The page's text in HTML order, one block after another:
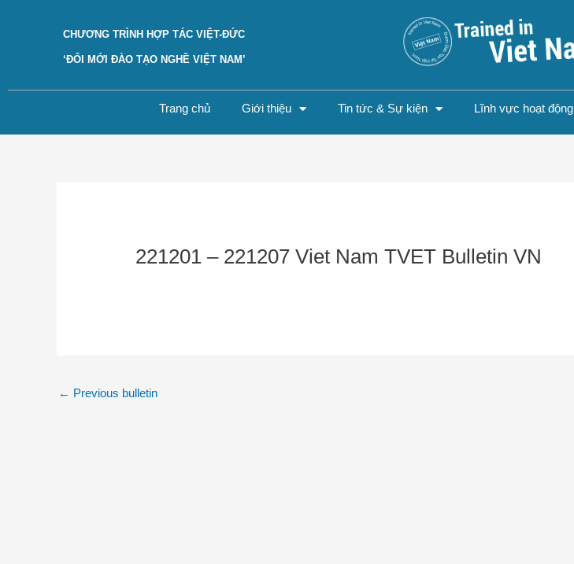
CHƯƠNG TRÌNH HỢP TÁC VIỆT-ĐỨC
‘ĐỔI MỚI ĐÀO TẠO NGHỀ VIỆT NAM’
Trang chủ Giới thiệu Tin tức & Sự kiện Lĩnh vực hoạt động
221201 – 221207 Viet Nam TVET Bulletin VN
← Previous bulletin